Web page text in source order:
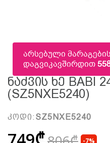
არსებული
დაგვიკავშირდით
Ნაძვის Ხე BABI
(SZ5NXE5240)
კოდი: SZ5NXE5240
-7%